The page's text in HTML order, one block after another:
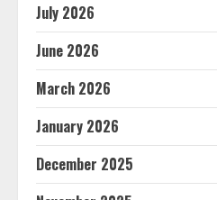
July 2026
June 2026
March 2026
January 2026
December 2025